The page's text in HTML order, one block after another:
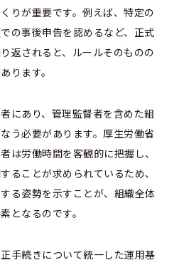
りが重要です。例えば、特定の
の事後申告を認めるなど、正式
返されると、ルールそのものの
ります。
にあり、管理監督者を含めた組
う必要があります。厚生労働省
は労働時間を客観的に把握し、
ることが求められているため、
る姿勢を示すことが、組織全体
となるのです。
手続きについて統一した運用基